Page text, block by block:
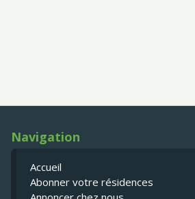
Navigation
Accueil
Abonner votre résidences